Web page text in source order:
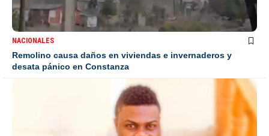
NACIONALES
Remolino causa daños en viviendas e invernaderos y
desata pánico en Constanza